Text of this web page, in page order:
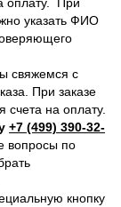
указать ФИО
свяжемся с
При заказе
счета на оплату.
+7 (499) 390-32-
вопросы по
кнопку